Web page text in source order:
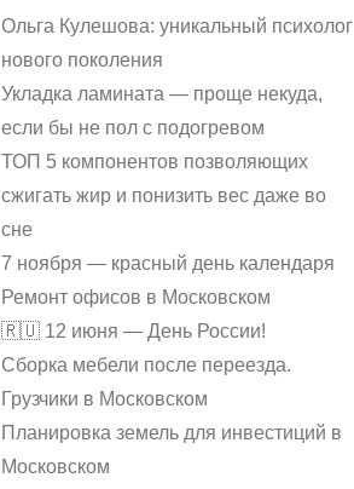
Ольга Кулешова: уникальный психолог
нового поколения
Укладка ламината — проще некуда,
если бы не пол с подогревом
ТОП 5 компонентов позволяющих
сжигать жир и понизить вес даже во
сне
7 ноября — красный день календаря
Ремонт офисов в Московском
🇷🇺 12 июня — День России!
Сборка мебели после переезда.
Грузчики в Московском
Планировка земель для инвестиций в
Московском